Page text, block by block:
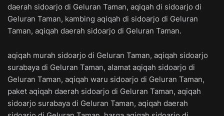
daerah sidoarjo di Geluran Taman, aqiqah di sidoarjo di
Geluran Taman, kambing aqiqah di sidoarjo di Geluran
Taman, aqiqah daerah sidoarjo di Geluran Taman.
aqiqah murah sidoarjo di Geluran Taman, aqiqah sidoarjo
surabaya di Geluran Taman, alamat aqiqah sidoarjo di
Geluran Taman, aqiqah waru sidoarjo di Geluran Taman,
paket aqiqah daerah sidoarjo di Geluran Taman, aqiqah
sidoarjo surabaya di Geluran Taman, aqiqah daerah